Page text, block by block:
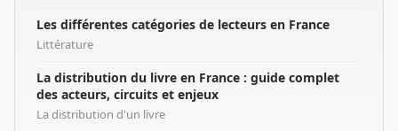
Les différentes catégories de lecteurs en France
Littérature
La distribution du livre en France : guide complet
des acteurs, circuits et enjeux
La distribution d'un livre